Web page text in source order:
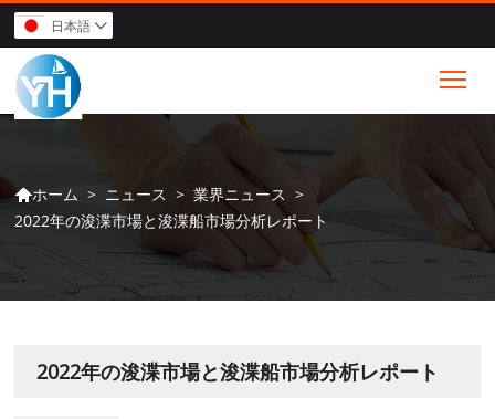
日本語 
ホーム > ニュース > 業界ニュース >
2022年の浚渫市場と浚渫船市場分析レポート
2022年の浚渫市場と浚渫船市場分析レポート